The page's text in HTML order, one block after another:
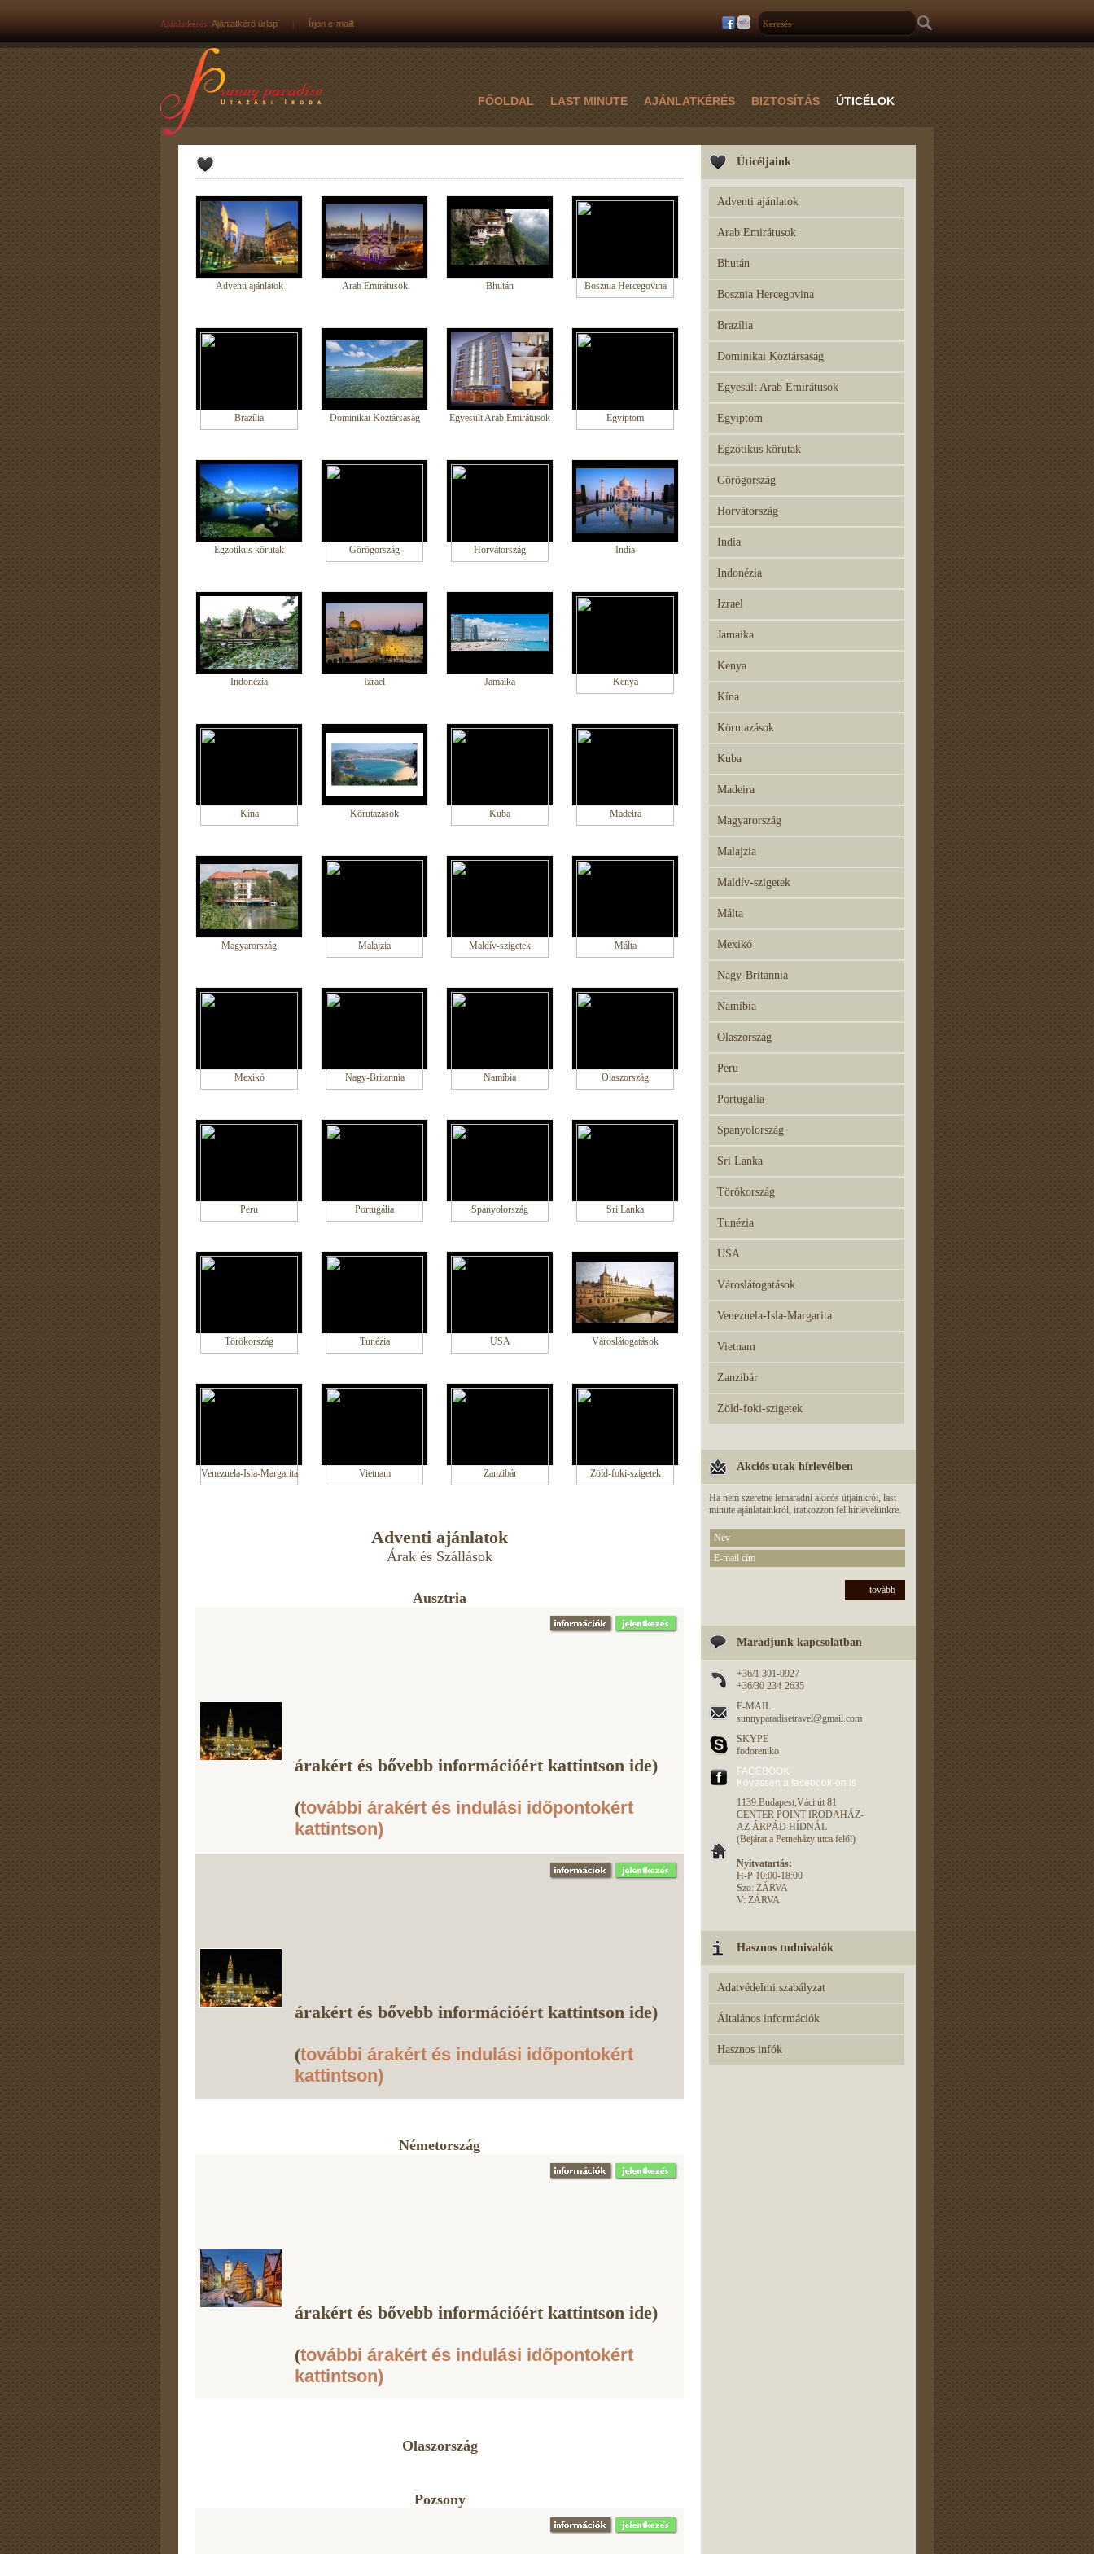
Ajánlatkérés: Ajánlatkérő űrlap | Írjon e-mailt
FŐOLDAL LAST MINUTE AJÁNLATKÉRÉS BIZTOSÍTÁS ÚTICÉLOK
Adventi ajánlatok Arab Emirátusok Bhután Bosznia Hercegovina
Brazília Dominikai Köztársaság Egyesült Arab Emirátusok Egyiptom
Egzotikus körutak Görögország Horvátország India
Indonézia Izrael Jamaika Kenya
Kína Körutazások Kuba Madeira
Magyarország Malajzia Maldív-szigetek Málta
Mexikó Nagy-Britannia Namíbia Olaszország
Peru Portugália Spanyolország Sri Lanka
Törökország Tunézia USA Városlátogatások
Venezuela-Isla-Margarita Vietnam Zanzibár Zöld-foki-szigetek
Adventi ajánlatok
Árak és Szállások
Ausztria
árakért és bővebb információért kattintson ide)
(további árakért és indulási időpontokért
kattintson)
árakért és bővebb információért kattintson ide)
(további árakért és indulási időpontokért
kattintson)
Németország
árakért és bővebb információért kattintson ide)
(további árakért és indulási időpontokért
kattintson)
Olaszország
Pozsony
Úticéljaink
Adventi ajánlatok
Arab Emirátusok
Bhután
Bosznia Hercegovina
Brazília
Dominikai Köztársaság
Egyesült Arab Emirátusok
Egyiptom
Egzotikus körutak
Görögország
Horvátország
India
Indonézia
Izrael
Jamaika
Kenya
Kína
Körutazások
Kuba
Madeira
Magyarország
Malajzia
Maldív-szigetek
Málta
Mexikó
Nagy-Britannia
Namíbia
Olaszország
Peru
Portugália
Spanyolország
Sri Lanka
Törökország
Tunézia
USA
Városlátogatások
Venezuela-Isla-Margarita
Vietnam
Zanzibár
Zöld-foki-szigetek
Akciós utak hírlevélben
Ha nem szeretne lemaradni akicós útjainkról, last
minute ajánlatainkról, iratkozzon fel hírlevelünkre.
tovább
Maradjunk kapcsolatban
+36/1 301-0927
+36/30 234-2635
E-MAIL
sunnyparadisetravel@gmail.com
SKYPE
fodoreniko
FACEBOOK
Kövessen a facebook-on is
1139.Budapest,Váci út 81
CENTER POINT IRODAHÁZ-
AZ ÁRPÁD HÍDNÁL
(Bejárat a Petneházy utca felől)
Nyitvatartás:
H-P 10:00-18:00
Szo: ZÁRVA
V: ZÁRVA
Hasznos tudnivalók
Adatvédelmi szabályzat
Általános információk
Hasznos infók